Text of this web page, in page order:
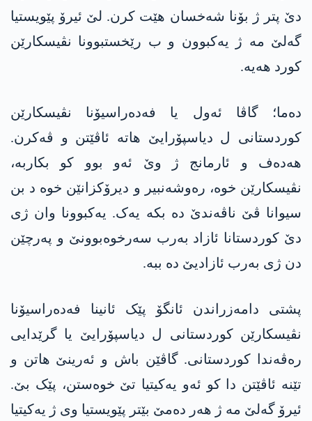
دێ پتر ژ بۆنا شەخسان هێت کرن. لێ ئیرۆ پێویستیا
گەلێ مە ژ یەکبوون و ب رێخستبوونا نڤیسکارێن
کورد ھەیە.
دەما؛ گاڤا ئەول یا فەدەراسیۆنا نڤیسکارێن
کوردستانی ل دیاسپۆرایێ ھاتە ئاڤێتن و ڤەکرن.
هەدەف و ئارمانج ژ وێ ئەو بوو کو بکاربە،
نڤیسکارێن خوە، رەوشەنبیر و دیرۆکزانێن خوە د بن
سیوانا ڤێ ناڤەندێ دە بکە یەک. یەکبوونا وان ژی
دێ کوردستانا ئازاد بەرب سەرخوەبوونێ و پەرچێن
دن ژی بەرب ئازادیێ دە ببە.
پشتی دامەزراندن ئانگۆ پێک ئانینا فەدەراسیۆنا
نڤیسکارێن کوردستانی ل دیاسپۆرایێ یا گرێدایی
رەڤەندا کوردستانی. گاڤێن باش و ئەرینێ ھاتن و
تێنە ئاڤێتن دا کو ئەو یەکیتیا تێ خوەستن، پێک بێ.
ئیرۆ گەلێ مە ژ ھەر دەمێ بێتر پێویستیا وی ژ یەکیتیا